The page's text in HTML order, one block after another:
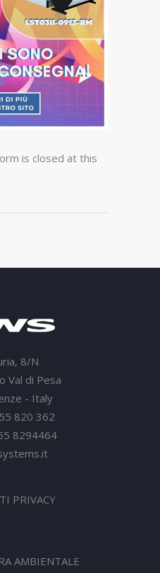
is closed at this
8/N
Val di Pesa
- Italy
820 362
8294464
PRIVACY
AMBIENTALE